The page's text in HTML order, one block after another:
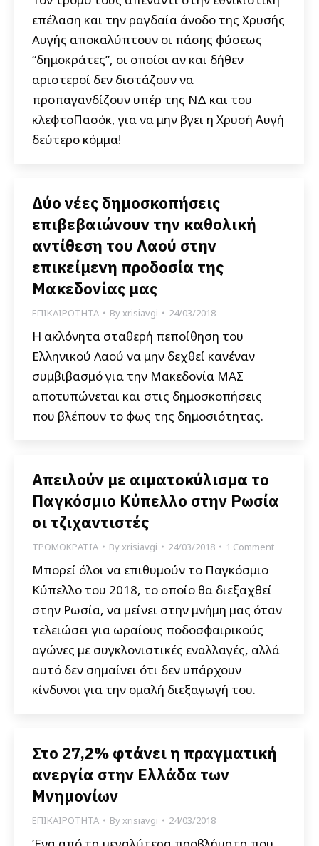
επέλαση και την ραγδαία άνοδο της Χρυσής
Αυγής αποκαλύπτουν οι πάσης φύσεως
“δημοκράτες”, οι οποίοι αν και δήθεν
αριστεροί δεν διστάζουν να
προπαγανδίζουν υπέρ της ΝΔ και του
κλεφτοΠασόκ, για να μην βγει η Χρυσή Αυγή
δεύτερο κόμμα!
Δύο νέες δημοσκοπήσεις
επιβεβαιώνουν την καθολική
αντίθεση του Λαού στην
επικείμενη προδοσία της
Μακεδονίας μας
ΕΠΙΚΑΙΡΟΤΗΤΑ Byxrisiavgi 24/03/2018
Η ακλόνητα σταθερή πεποίθηση του
Ελληνικού Λαού να μην δεχθεί κανέναν
συμβιβασμό για την Μακεδονία ΜΑΣ
αποτυπώνεται και στις δημοσκοπήσεις
που βλέπουν το φως της δημοσιότητας.
Απειλούν με αιματοκύλισμα το
Παγκόσμιο Κύπελλο στην Ρωσία
οι τζιχαντιστές
ΤΡΟΜΟΚΡΑΤΙΑ Byxrisiavgi 24/03/2018 1 Comment
Μπορεί όλοι να επιθυμούν το Παγκόσμιο
Κύπελλο του 2018, το οποίο θα διεξαχθεί
στην Ρωσία, να μείνει στην μνήμη μας όταν
τελειώσει για ωραίους ποδοσφαιρικούς
αγώνες με συγκλονιστικές εναλλαγές, αλλά
αυτό δεν σημαίνει ότι δεν υπάρχουν
κίνδυνοι για την ομαλή διεξαγωγή του.
Στο 27,2% φτάνει η πραγματική
ανεργία στην Ελλάδα των
Μνημονίων
ΕΠΙΚΑΙΡΟΤΗΤΑ Byxrisiavgi 24/03/2018